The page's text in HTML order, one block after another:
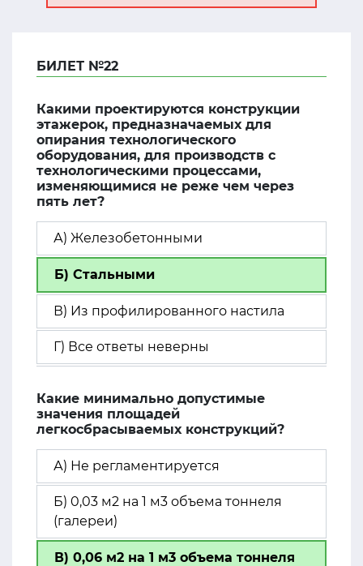
БИЛЕТ №22
Какими проектируются конструкции
этажерок, предназначаемых для
опирания технологического
оборудования, для производств с
технологическими процессами,
изменяющимися не реже чем через
пять лет?
А) Железобетонными
Б) Стальными
В) Из профилированного настила
Г) Все ответы неверны
Какие минимально допустимые
значения площадей
легкосбрасываемых конструкций?
А) Не регламентируется
Б) 0,03 м2 на 1 м3 объема тоннеля
(галереи)
В) 0,06 м2 на 1 м3 объема тоннеля